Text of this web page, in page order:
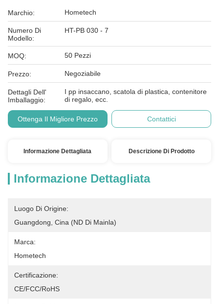
Marchio: Hometech
Numero Di
Modello:
HT-PB 030 - 7
MOQ: 50 Pezzi
Prezzo: Negoziabile
Dettagli Dell'
Imballaggio:
I pp insaccano, scatola di plastica, contenitore
di regalo, ecc.
Ottenga Il Migliore Prezzo Contattici
Informazione Dettagliata Descrizione Di Prodotto
Informazione Dettagliata
Luogo Di Origine:
Guangdong, Cina (ND Di Mainla)
Marca:
Hometech
Certificazione:
CE/FCC/RoHS